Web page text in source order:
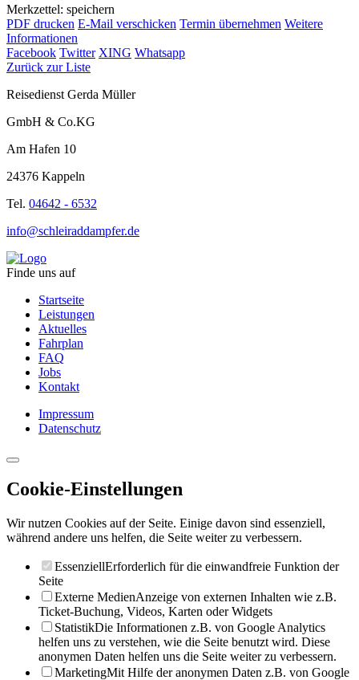
Merkzettel: speichern
PDF drucken E-Mail verschicken Termin übernehmen Weitere
Informationen
Facebook Twitter XING Whatsapp
Zurück zur Liste
Reisedienst Gerda Müller
GmbH & Co.KG
Am Hafen 10
24376 Kappeln
Tel. 04642 - 6532
info@schleiraddampfer.de
Finde uns auf
Startseite
Leistungen
Aktuelles
Fahrplan
FAQ
Jobs
Kontakt
Impressum
Datenschutz
Cookie-Einstellungen
Wir nutzen Cookies auf der Seite. Einige davon sind essenziell,
während andere uns helfen, die Seite weiter zu verbessern.
EssenziellErforderlich für die einwandfreie Funktion der
Seite
Externe MedienAnzeige von externen Inhalten wie z.B.
Ticket-Buchung, Videos, Karten oder Widgets
StatistikDie Informationen z.B. von Google Analytics
helfen uns zu verstehen, wie die Seite benutzt wird. Diese
anonymen Daten helfen uns die Seite weiter zu verbessern.
MarketingMit Hilfe der anonymen Daten z.B. von Google